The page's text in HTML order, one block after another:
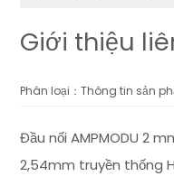
Giới thiệu
Phân loại：Thông tin sản
Đầu nối AMPMODU 2
2,54mm truyền thống